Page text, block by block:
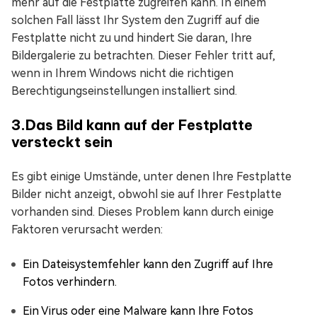
solchen Fall lässt Ihr System den Zugriff auf die
Festplatte nicht zu und hindert Sie daran, Ihre
Bildergalerie zu betrachten. Dieser Fehler tritt auf,
wenn in Ihrem Windows nicht die richtigen
Berechtigungseinstellungen installiert sind.
3.Das Bild kann auf der Festplatte
versteckt sein
Es gibt einige Umstände, unter denen Ihre Festplatte
Bilder nicht anzeigt, obwohl sie auf Ihrer Festplatte
vorhanden sind. Dieses Problem kann durch einige
Faktoren verursacht werden:
Ein Dateisystemfehler kann den Zugriff auf Ihre
Fotos verhindern.
Ein Virus oder eine Malware kann Ihre Fotos